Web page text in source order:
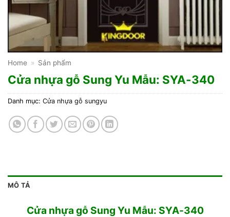
Home » Sản phẩm
Cửa nhựa gỗ Sung Yu Mẫu: SYA-340
Danh mục: Cửa nhựa gỗ sungyu
MÔ TẢ
Cửa nhựa gỗ Sung Yu Mẫu: SYA-340